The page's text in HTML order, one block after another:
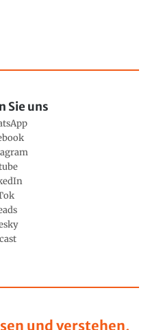
und verstehen,
Sie uns